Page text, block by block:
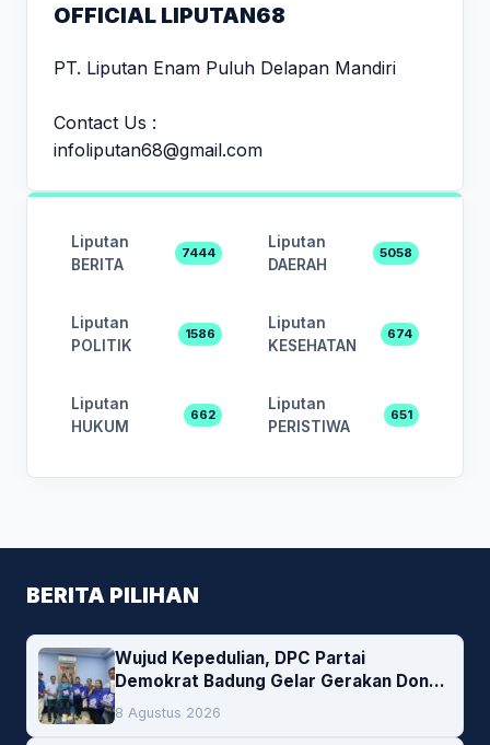
OFFICIAL LIPUTAN68
PT. Liputan Enam Puluh Delapan Mandiri
Contact Us :
infoliputan68@gmail.com
Liputan
BERITA
7444
Liputan
DAERAH
5058
Liputan
POLITIK
1586
Liputan
KESEHATAN
674
Liputan
HUKUM
662
Liputan
PERISTIWA
651
BERITA PILIHAN
Wujud Kepedulian, DPC Partai
Demokrat Badung Gelar Gerakan Donor
Darah
8 Agustus 2026